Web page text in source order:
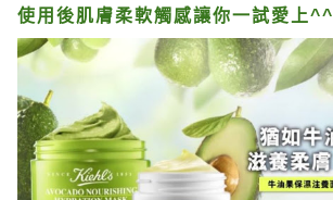
使用後肌膚柔軟觸感讓你一試愛上^^